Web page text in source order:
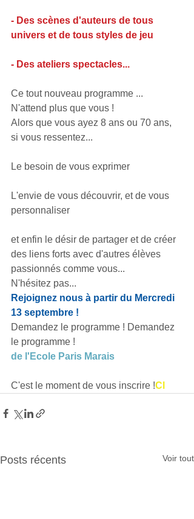
- Des scènes d'auteurs de tous
univers et de tous styles de jeu
- Des ateliers spectacles...
Ce tout nouveau programme ...
N'attend plus que vous !
Alors que vous ayez 8 ans ou 70 ans,
si vous ressentez...
Le besoin de vous exprimer
L'envie de vous découvrir, et de vous
personnaliser
et enfin le désir de partager et de créer
des liens forts avec d'autres élèves
passionnés comme vous...
N'hésitez pas...
Rejoignez nous à partir du Mercredi
13 septembre !
Demandez le programme ! Demandez
le programme !
de l'Ecole Paris Marais
C'est le moment de vous inscrire !Cl
Posts récents Voir tout